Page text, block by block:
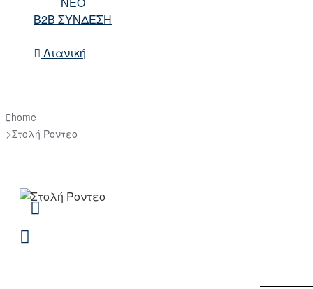
B2B ΣΥΝΔΕΣΗ
Λιανική
home
Στολή Ροντεο